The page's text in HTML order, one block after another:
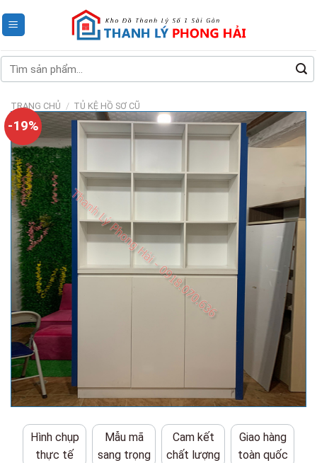
to
Tìm
kiếm:
TRANG CHỦ / TỦ KỆ HỒ SƠ CŨ
-19%
Hình chụp
thực tế
Mẫu mã
sang trọng
Cam kết
chất lượng
Giao hàng
toàn quốc